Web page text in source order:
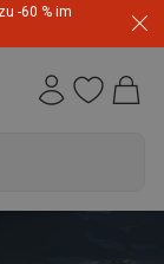
-60 % im